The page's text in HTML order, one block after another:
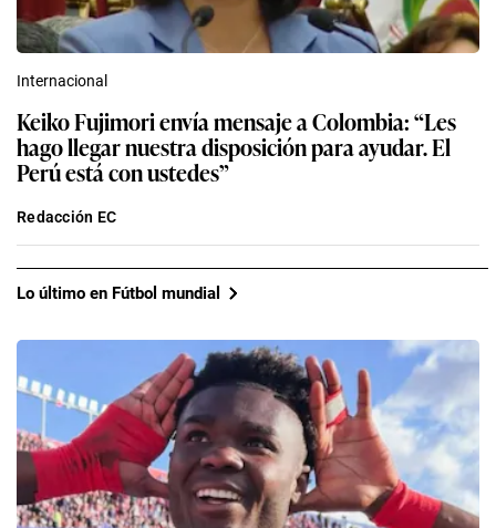
Internacional
Keiko Fujimori envía mensaje a Colombia: “Les
hago llegar nuestra disposición para ayudar. El
Perú está con ustedes”
Redacción EC
Lo último en Fútbol mundial